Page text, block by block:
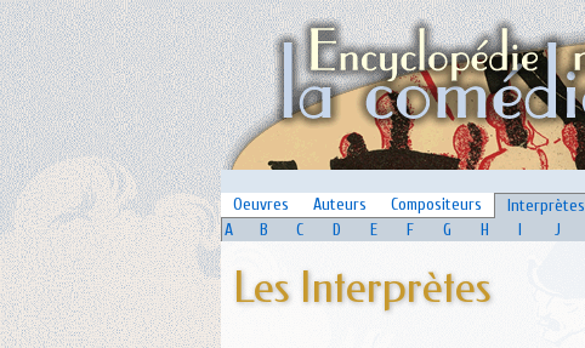
Oeuvres
Auteurs Compositeurs Interprètes
A
B C D E F G H I J
Les Interprètes